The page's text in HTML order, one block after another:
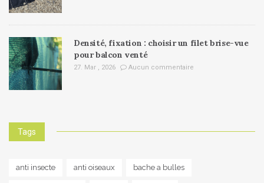
Densité, fixation : choisir un filet brise-vue
pour balcon venté
27. Mar , 2026 Aucun commentaire
Tags
anti insecte anti oiseaux bache a bulles